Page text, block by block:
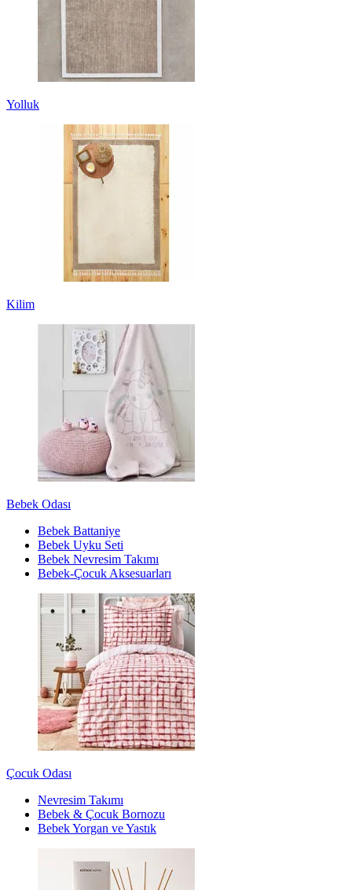
Yolluk
Kilim
Bebek Odası
Bebek Battaniye
Bebek Uyku Seti
Bebek Nevresim Takımı
Bebek-Çocuk Aksesuarları
Çocuk Odası
Nevresim Takımı
Bebek & Çocuk Bornozu
Bebek Yorgan ve Yastık